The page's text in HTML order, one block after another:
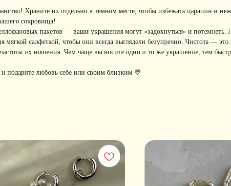
Храните их отдельно в темном месте, чтобы избежать царапин и
сокровища!
пакетов — ваши украшения могут «задохнуться» и потемнеть.
салфеткой, чтобы они всегда выглядели безупречно. Чистота —
их ношения. Чем чаще вы носите одно и то же украшение, тем
подарите любовь себе или своим близким 💛